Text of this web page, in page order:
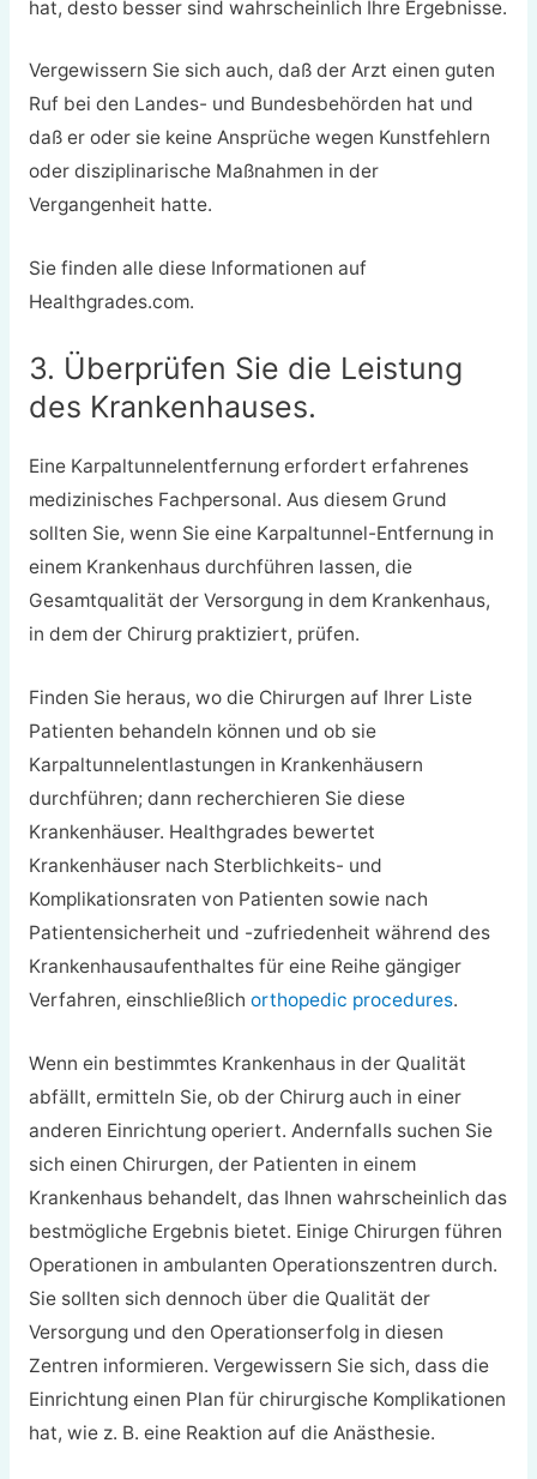
hat, desto besser sind wahrscheinlich Ihre Ergebnisse.
Vergewissern Sie sich auch, daß der Arzt einen guten
Ruf bei den Landes- und Bundesbehörden hat und
daß er oder sie keine Ansprüche wegen Kunstfehlern
oder disziplinarische Maßnahmen in der
Vergangenheit hatte.
Sie finden alle diese Informationen auf
Healthgrades.com.
3. Überprüfen Sie die Leistung
des Krankenhauses.
Eine Karpaltunnelentfernung erfordert erfahrenes
medizinisches Fachpersonal. Aus diesem Grund
sollten Sie, wenn Sie eine Karpaltunnel-Entfernung in
einem Krankenhaus durchführen lassen, die
Gesamtqualität der Versorgung in dem Krankenhaus,
in dem der Chirurg praktiziert, prüfen.
Finden Sie heraus, wo die Chirurgen auf Ihrer Liste
Patienten behandeln können und ob sie
Karpaltunnelentlastungen in Krankenhäusern
durchführen; dann recherchieren Sie diese
Krankenhäuser. Healthgrades bewertet
Krankenhäuser nach Sterblichkeits- und
Komplikationsraten von Patienten sowie nach
Patientensicherheit und -zufriedenheit während des
Krankenhausaufenthaltes für eine Reihe gängiger
Verfahren, einschließlich orthopedic procedures.
Wenn ein bestimmtes Krankenhaus in der Qualität
abfällt, ermitteln Sie, ob der Chirurg auch in einer
anderen Einrichtung operiert. Andernfalls suchen Sie
sich einen Chirurgen, der Patienten in einem
Krankenhaus behandelt, das Ihnen wahrscheinlich das
bestmögliche Ergebnis bietet. Einige Chirurgen führen
Operationen in ambulanten Operationszentren durch.
Sie sollten sich dennoch über die Qualität der
Versorgung und den Operationserfolg in diesen
Zentren informieren. Vergewissern Sie sich, dass die
Einrichtung einen Plan für chirurgische Komplikationen
hat, wie z. B. eine Reaktion auf die Anästhesie.